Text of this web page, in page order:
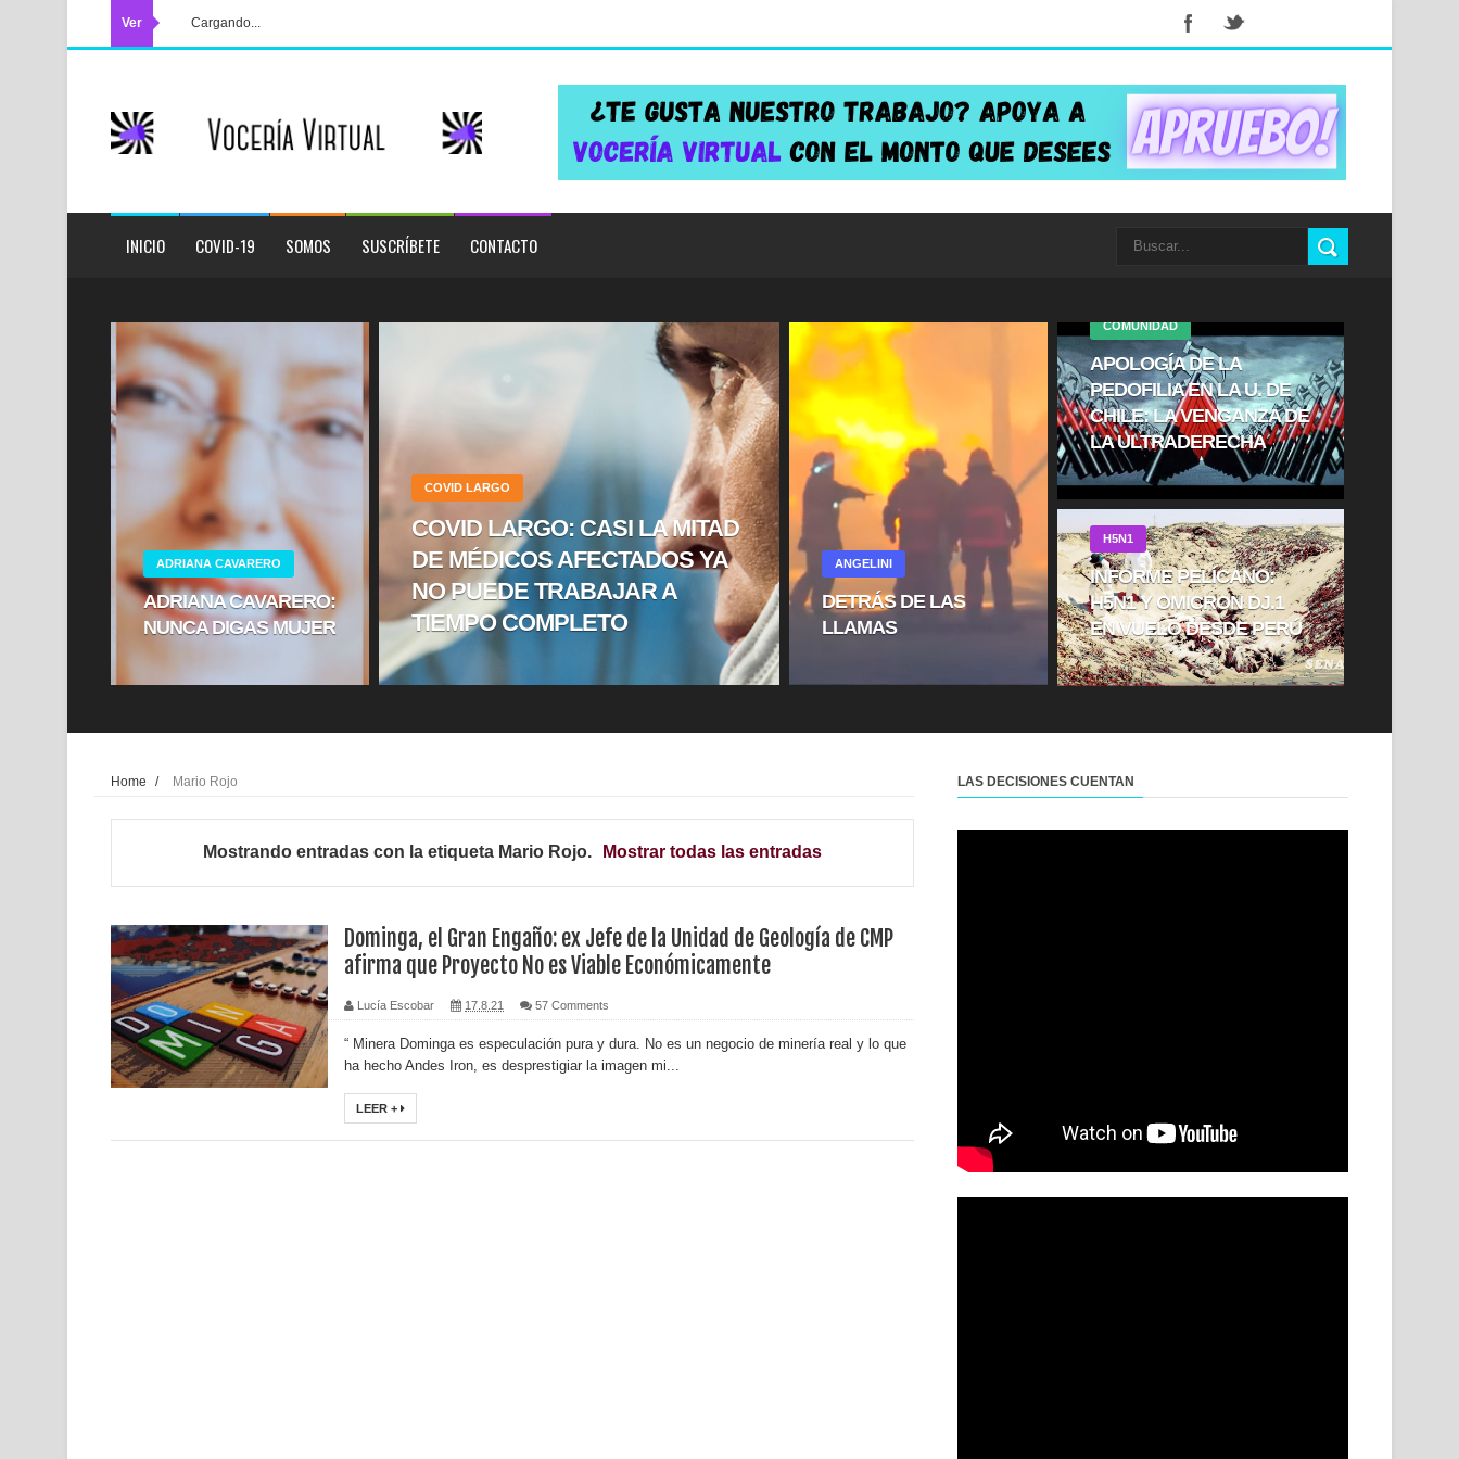
Ver Cargando...
INICIO COVID-19 SOMOS SUSCRÍBETE CONTACTO
ADRIANA CAVARERO
ADRIANA CAVARERO:
NUNCA DIGAS MUJER
COVID LARGO
COVID LARGO: CASI LA MITAD
DE MÉDICOS AFECTADOS YA
NO PUEDE TRABAJAR A
TIEMPO COMPLETO
ANGELINI
DETRÁS DE LAS
LLAMAS
COMUNIDAD
APOLOGÍA DE LA
PEDOFILIA EN LA U. DE
CHILE: LA VENGANZA DE
LA ULTRADERECHA
H5N1
INFORME PELÍCANO:
H5N1 Y OMICRON DJ.1
EN VUELO DESDE PERÚ
Home / Mario Rojo
Mostrando entradas con la etiqueta Mario Rojo. Mostrar todas las entradas
Dominga, el Gran Engaño: ex Jefe de la Unidad de Geología de CMP
afirma que Proyecto No es Viable Económicamente
Lucía Escobar 17.8.21 57 Comments
“ Minera Dominga es especulación pura y dura. No es un negocio de minería real y lo que
ha hecho Andes Iron, es desprestigiar la imagen mi...
LEER +
LAS DECISIONES CUENTAN